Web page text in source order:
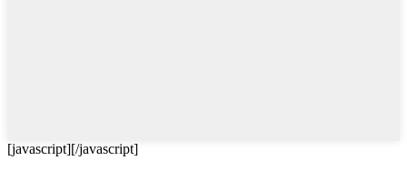
[javascript][/javascript]